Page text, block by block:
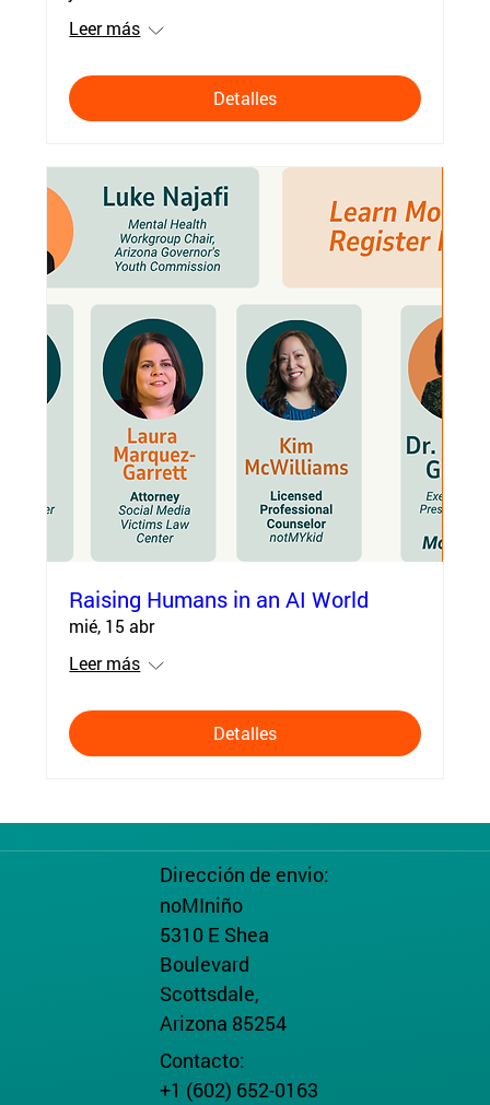
Leer más
Detalles
Raising Humans in an AI World
mié, 15 abr
Leer más
Detalles
Dirección de envio:
noMIniño
5310 E Shea
Boulevard
Scottsdale,
Arizona 85254
Contacto:
+1 (602) 652-0163